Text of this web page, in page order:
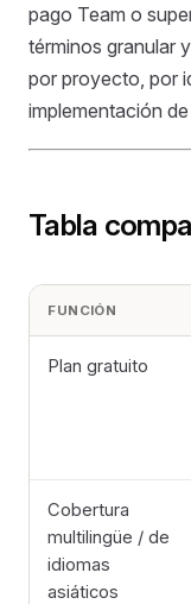
pago Team o
términos granular
por proyecto, por
implementación
Tabla
FUNCIÓN
Plan gratuito
Cobertura
multilingüe / de
idiomas
asiáticos